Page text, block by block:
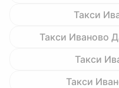
Такси
Такси Иваново
Такси
Такси